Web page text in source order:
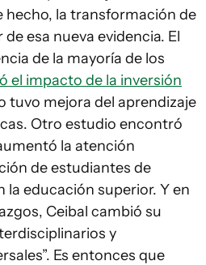
hecho, la transformación de
esa nueva evidencia. El
de la mayoría de los
el impacto de la inversión
tuvo mejora del aprendizaje
Otro estudio encontró
la atención
de estudiantes de
la educación superior. Y en
Ceibal cambió su
y
Es entonces que